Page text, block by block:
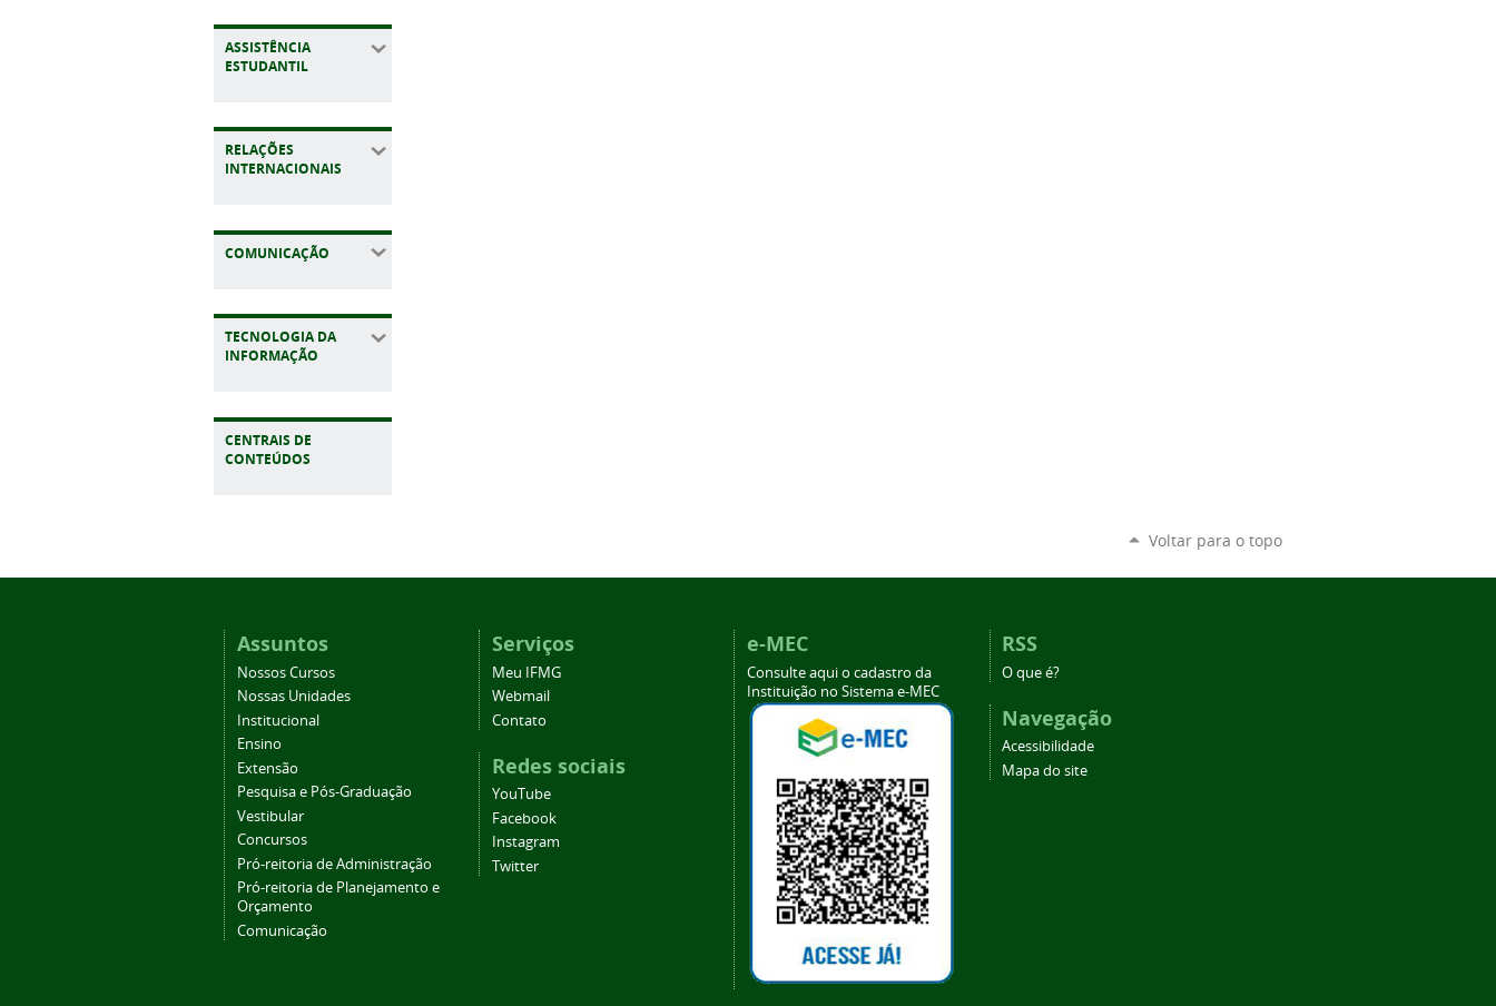
ASSISTÊNCIA
ESTUDANTIL
RELAÇÕES
INTERNACIONAIS
COMUNICAÇÃO
TECNOLOGIA DA
INFORMAÇÃO
CENTRAIS DE
CONTEÚDOS
Voltar para o topo
Assuntos
Nossos Cursos
Nossas Unidades
Institucional
Ensino
Extensão
Pesquisa e Pós-Graduação
Vestibular
Concursos
Pró-reitoria de Administração
Pró-reitoria de Planejamento e
Orçamento
Comunicação
Serviços
Meu IFMG
Webmail
Contato
Redes sociais
YouTube
Facebook
Instagram
Twitter
e-MEC
Consulte aqui o cadastro da
Instituição no Sistema e-MEC
RSS
O que é?
Navegação
Acessibilidade
Mapa do site